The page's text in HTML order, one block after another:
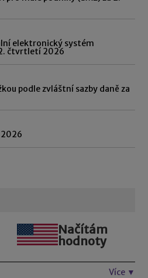
elektronický systém
čtvrtletí 2026
podle zvláštní sazby daně za
Načítám
hodnoty
Více ▼